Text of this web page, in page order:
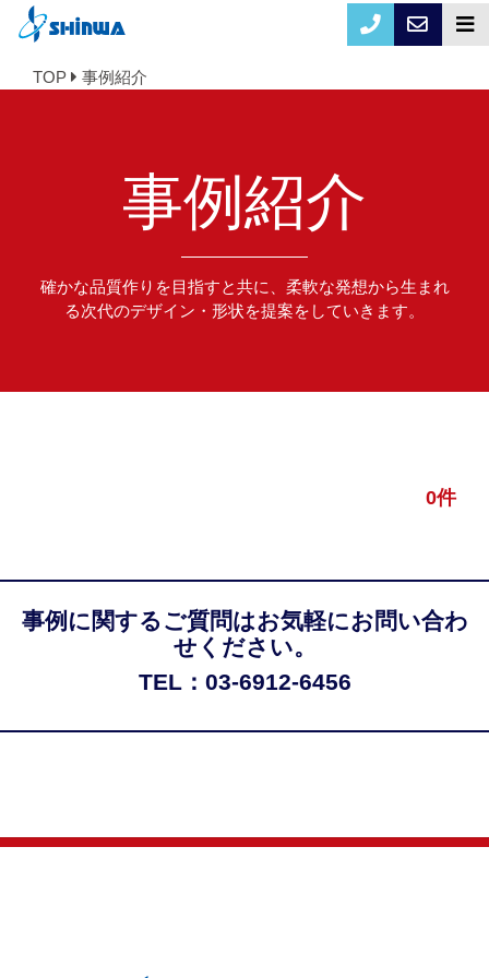
TOP 事例紹介
事例紹介
確かな品質作りを目指すと共に、柔軟な発想から生まれ
る次代のデザイン・形状を提案をしていきます。
0件
事例に関するご質問はお気軽にお問い合わ
せください。
TEL：03-6912-6456